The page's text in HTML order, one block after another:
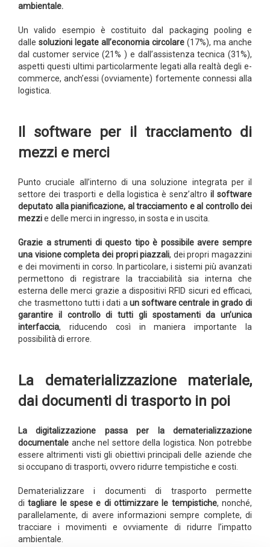
ambientale.
Un valido esempio è costituito dal packaging pooling e
dalle soluzioni legate all’economia circolare (17%), ma anche
dal customer service (21% ) e dall’assistenza tecnica (31%),
aspetti questi ultimi particolarmente legati alla realtà degli e-
commerce, anch’essi (ovviamente) fortemente connessi alla
logistica.
Il software per il tracciamento di
mezzi e merci
Punto cruciale all’interno di una soluzione integrata per il
settore dei trasporti e della logistica è senz’altroil software
deputato alla pianificazione, al tracciamento e al controllo dei
mezzie delle merci in ingresso, in sosta e in uscita.
Grazie a strumenti di questo tipo è possibile avere sempre
una visione completa dei propri piazzali, dei propri magazzini
e dei movimenti in corso. In particolare, i sistemi più avanzati
permettono di registrare la tracciabilità sia interna che
esterna delle merci grazie a dispositivi RFID sicuri ed efficaci,
che trasmettono tutti i dati aun software centrale in grado di
garantire il controllo di tutti gli spostamenti da un’unica
interfaccia, riducendo così in maniera importante la
possibilità di errore.
La dematerializzazione materiale,
dai documenti di trasporto in poi
La digitalizzazione passa per la dematerializzazione
documentale anche nel settore della logistica. Non potrebbe
essere altrimenti visti gli obiettivi principali delle aziende che
si occupano di trasporti, ovvero ridurre tempistiche e costi.
Dematerializzare i documenti di trasporto permette
ditagliare le spese e di ottimizzare le tempistiche, nonché,
parallelamente, di avere informazioni sempre complete, di
tracciare i movimenti e ovviamente di ridurre l’impatto
ambientale.